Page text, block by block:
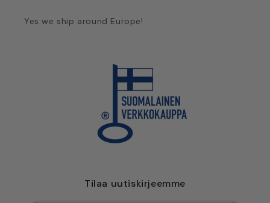
Yes we ship around Europe!
Tilaa uutiskirjeemme